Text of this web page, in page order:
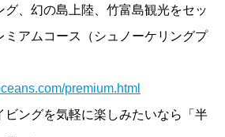
、幻の島上陸、竹富島観光をセッ
ミアムコース（シュノーケリングプ
premium.html
ングを気軽に楽しみたいなら「半